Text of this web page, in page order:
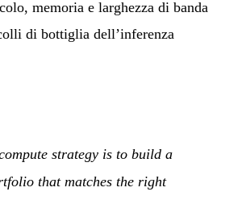
memoria e larghezza di banda
di bottiglia dell’inferenza
strategy is to build a
that matches the right